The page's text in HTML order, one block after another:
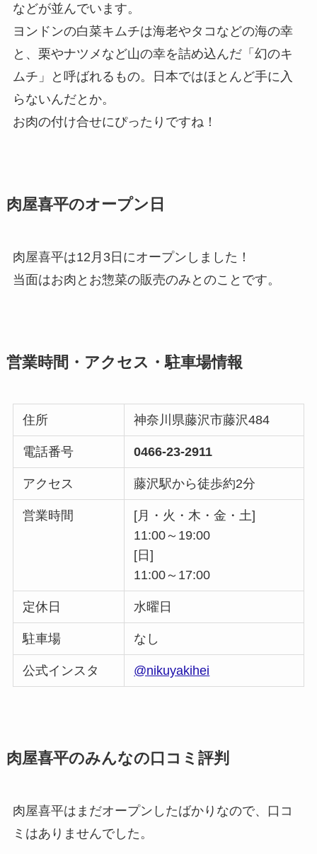
などが並んでいます。
ヨンドンの白菜キムチは海老やタコなどの海の幸
と、栗やナツメなど山の幸を詰め込んだ「幻のキ
ムチ」と呼ばれるもの。日本ではほとんど手に入
らないんだとか。
お肉の付け合せにぴったりですね！
肉屋喜平のオープン日
肉屋喜平は12月3日にオープンしました！
当面はお肉とお惣菜の販売のみとのことです。
営業時間・アクセス・駐車場情報
住所 神奈川県藤沢市藤沢484
電話番号 0466-23-2911
アクセス 藤沢駅から徒歩約2分
営業時間
[月・火・木・金・土]
11:00～19:00
[日]
11:00～17:00
定休日 水曜日
駐車場 なし
公式インスタ @nikuyakihei
肉屋喜平のみんなの口コミ評判
肉屋喜平はまだオープンしたばかりなので、口コ
ミはありませんでした。